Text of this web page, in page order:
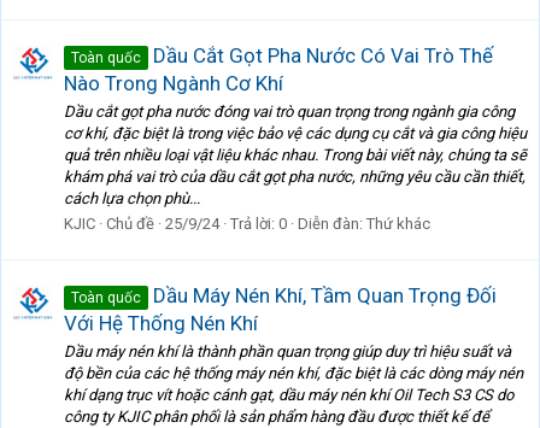
Toàn quốc
Dầu Cắt Gọt Pha Nước Có Vai Trò Thế
Nào Trong Ngành Cơ Khí
Dầu cắt gọt pha nước đóng vai trò quan trọng trong ngành gia công
cơ khí, đặc biệt là trong việc bảo vệ các dụng cụ cắt và gia công hiệu
quả trên nhiều loại vật liệu khác nhau. Trong bài viết này, chúng ta sẽ
khám phá vai trò của dầu cắt gọt pha nước, những yêu cầu cần thiết,
cách lựa chọn phù...
KJIC Chủ đề 25/9/24 Trả lời: 0 Diễn đàn: Thứ khác
Toàn quốc
Dầu Máy Nén Khí, Tầm Quan Trọng Đối
Với Hệ Thống Nén Khí
Dầu máy nén khí là thành phần quan trọng giúp duy trì hiệu suất và
độ bền của các hệ thống máy nén khí, đặc biệt là các dòng máy nén
khí dạng trục vít hoặc cánh gạt, dầu máy nén khí Oil Tech S3 CS do
công ty KJIC phân phối là sản phẩm hàng đầu được thiết kế để